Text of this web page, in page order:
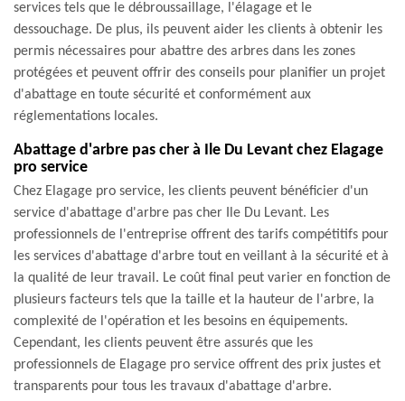
services tels que le débroussaillage, l'élagage et le
dessouchage. De plus, ils peuvent aider les clients à obtenir les
permis nécessaires pour abattre des arbres dans les zones
protégées et peuvent offrir des conseils pour planifier un projet
d'abattage en toute sécurité et conformément aux
réglementations locales.
Abattage d'arbre pas cher à Ile Du Levant chez Elagage
pro service
Chez Elagage pro service, les clients peuvent bénéficier d'un
service d'abattage d'arbre pas cher Ile Du Levant. Les
professionnels de l'entreprise offrent des tarifs compétitifs pour
les services d'abattage d'arbre tout en veillant à la sécurité et à
la qualité de leur travail. Le coût final peut varier en fonction de
plusieurs facteurs tels que la taille et la hauteur de l'arbre, la
complexité de l'opération et les besoins en équipements.
Cependant, les clients peuvent être assurés que les
professionnels de Elagage pro service offrent des prix justes et
transparents pour tous les travaux d'abattage d'arbre.